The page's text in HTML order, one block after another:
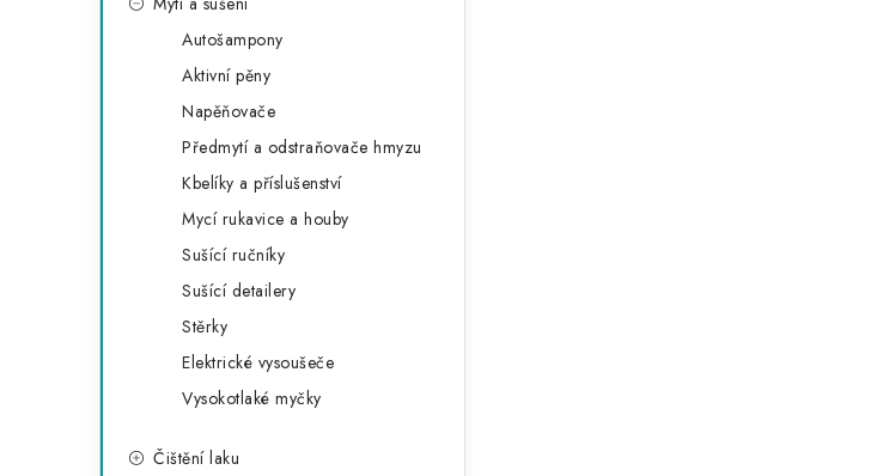
Autošampony
Aktivní pěny
Napěňovače
Předmytí a odstraňovače hmyzu
Kbelíky a příslušenství
Mycí rukavice a houby
Sušící ručníky
Sušící detailery
Stěrky
Elektrické vysoušeče
Vysokotlaké myčky
Čištění laku